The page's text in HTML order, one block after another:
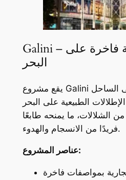
Galini – تجربة ساحلية فاخرة على
البحر
يقع مشروع Galini في موقع مميز على الساحل
الطبيعية على البحر
الشلالات، ما يمنحه طابعًا
فريدًا من الانسجام والهدوء.
عناصر المشروع: